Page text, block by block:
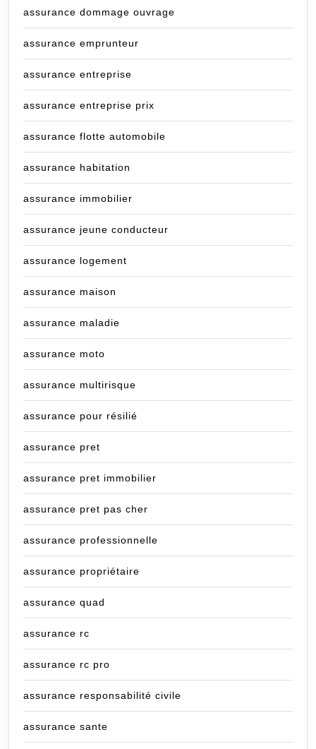
assurance dommage ouvrage
assurance emprunteur
assurance entreprise
assurance entreprise prix
assurance flotte automobile
assurance habitation
assurance immobilier
assurance jeune conducteur
assurance logement
assurance maison
assurance maladie
assurance moto
assurance multirisque
assurance pour résilié
assurance pret
assurance pret immobilier
assurance pret pas cher
assurance professionnelle
assurance propriétaire
assurance quad
assurance rc
assurance rc pro
assurance responsabilité civile
assurance sante